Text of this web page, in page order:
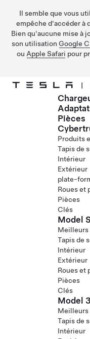
Il semble que vous
empêche d'accéder à
Bien qu'aucune mise à
son utilisation Google
ou Apple Safari pour
Passez au contenu principal
|
Pièces
Produits
Tapis de
Intérieur
Extérieur
plate-
Roues et
Pièces
Clés
Model S
Meilleurs
Tapis de
Intérieur
Extérieur
Roues et
Pièces
Clés
Model 3
Meilleurs
Tapis de
Intérieur